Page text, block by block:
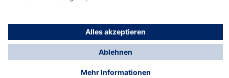
© Dräger Austria GmbH, 2024
* Alle Preise exkl. gesetzl. Mehrwertsteuer zzgl.
Versandkosten und ggf. Nachnahmegebühren, wenn
nicht anders angegeben.